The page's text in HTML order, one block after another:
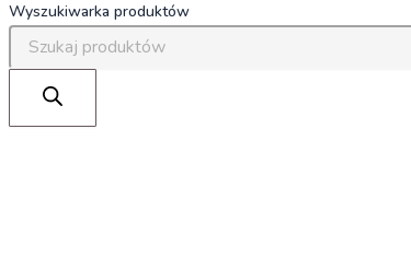
Wyszukiwarka produktów